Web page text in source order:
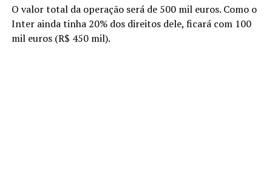
O valor total da operação será de 500 mil euros. Como o
Inter ainda tinha 20% dos direitos dele, ficará com 100
mil euros (R$ 450 mil).